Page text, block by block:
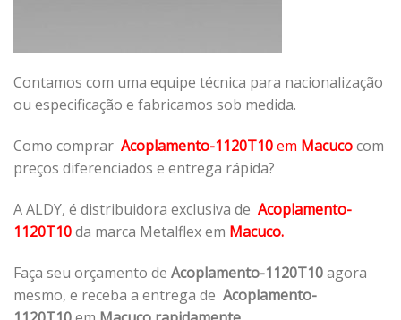
Contamos com uma equipe técnica para nacionalização
ou especificação e fabricamos sob medida.
Como comprar Acoplamento-1120T10em Macucocom
preços diferenciados e entrega rápida?
A ALDY, é distribuidora exclusiva de Acoplamento-
1120T10da marca Metalflex em Macuco.
Faça seu orçamento de Acoplamento-1120T10agora
mesmo, e receba a entrega de Acoplamento-